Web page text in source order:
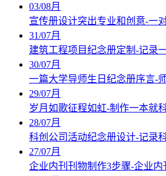
03/08月
宣传册设计突出专业和创意-一
31/07月
建筑工程项目纪念册定制-记录
30/07月
一篇大学导师生日纪念册序言-
29/07月
岁月如歌征程如虹-制作一本就
28/07月
科创公司活动纪念册设计-记录
27/07月
企业内刊刊物制作3步骤-企业